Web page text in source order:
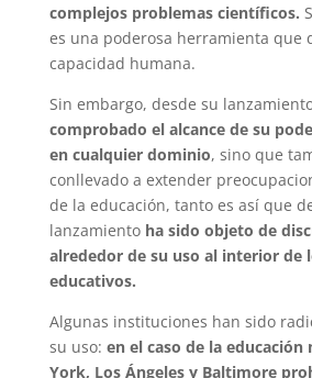
complejos problemas científicos.
es una poderosa herramienta que
capacidad humana.
Sin embargo, desde su
comprobado el alcance de su
en cualquier dominio, sino que
conllevado a extender
de la educación, tanto es así que
lanzamientoha sido objeto de
alrededor de su uso al interior de
educativos.
Algunas instituciones han sido
su uso: en el caso de la educación
York, Los Ángeles y Baltimore